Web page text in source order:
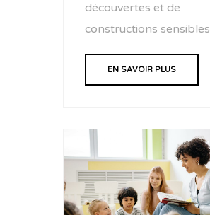
découvertes et de
constructions
EN SAVOIR PLUS